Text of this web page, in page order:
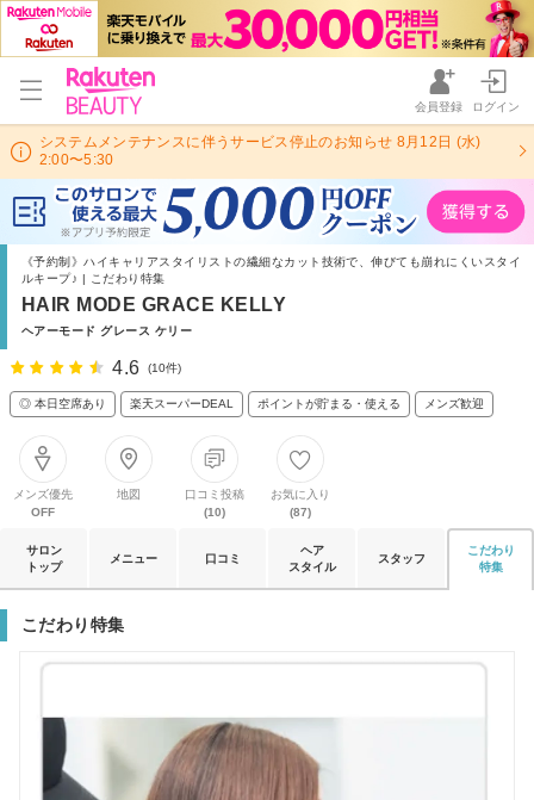
会員登録 ログイン
システムメンテナンスに伴うサービス停止のお知らせ 8月12日 (水)
2:00〜5:30
《予約制》ハイキャリアスタイリストの繊細なカット技術で、伸びても崩れにくいスタイ
ルキープ♪ | こだわり特集
HAIR MODE GRACE KELLY
ヘアーモード グレース ケリー
4.6 (10件)
◎ 本日空席あり 楽天スーパーDEAL ポイントが貯まる・使える メンズ歓迎
メンズ優先
OFF
地図
口コミ投稿
(10)
お気に入り
(87)
サロン
トップ
メニュー 口コミ
ヘア
スタイル
スタッフ
こだわり
特集
こだわり特集